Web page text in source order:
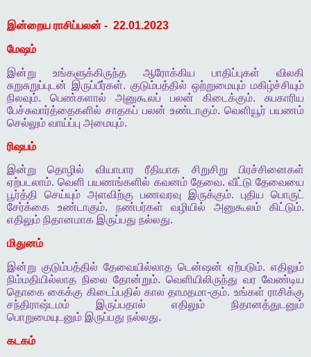
இன்றைய ராசிப்பலன் - 22.01.2023
மேஷம்
இன்று
உங்களுக்கிருந்த ஆரோக்கிய பாதிப்புகள்
விலகி
சுறுசுறுப்புடன் இருப்பீர்கள். குடும்பத்தில் ஒற்றுமையும் மகிழ்ச்சியும்
நிலவும். பெண்களால் அனுகூலப் பலன் கிடைக்கும். சுபகாரிய
பேச்சுவார்த்தைகளில் சாதகப் பலன் உண்டாகும். வெளியூர் பயணம்
செல்லும் வாய்ப்பு அமையும்.
ரிஷபம்
இன்று
தொழில் வியாபார ரீதியாக சிறுசிறு
பிரச்சினைகள்
ஏற்படலாம்.வெளி பயணங்களில் கவனம் தேவை. வீட்டு தேவையை
பூர்த்தி
செய்யும் அளவிற்கு பணவரவு இருக்கும். புதிய
பொருட்
சேர்க்கை
உண்டாகும். நண்பர்கள் வழியில் அனுகூலம் கிட்டும்.
எதிலும் நிதானமாக இருப்பது நல்லது.
மிதுனம்
இன்று குடும்பத்தில் தேவையில்லாத டென்ஷன் ஏற்படும். எதிலும்
நிம்மதியில்லாத நிலை தோன்றும். வெளியிலிருந்து வர வேண்டிய
தொகை கைக்கு கிடைப்பதில் கால தாமதமா-கும். உங்கள் ராசிக்கு
சந்திராஷ்டமம்
இருப்பதால் எதிலும்
நிதானத்துடனும்
பொறுமையுடனும் இருப்பது நல்லது.
கடகம்